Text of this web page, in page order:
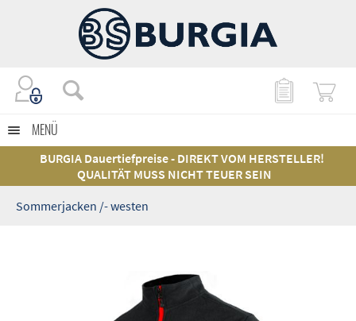
MENÜ
BURGIA Dauertiefpreise - DIREKT VOM HERSTELLER!
QUALITÄT MUSS NICHT TEUER SEIN
Sommerjacken /- westen